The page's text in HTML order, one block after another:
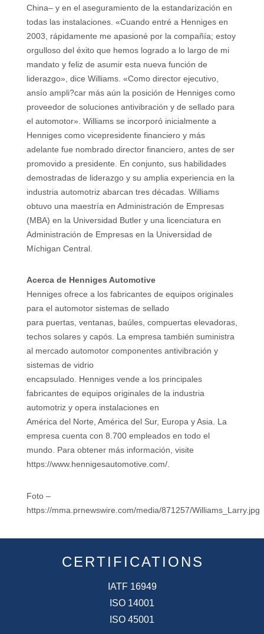
China– y en el aseguramiento de la estandarización en
todas las instalaciones. «Cuando entré a Henniges en
2003, rápidamente me apasioné por la compañía; estoy
orgulloso del éxito que hemos logrado a lo largo de mi
mandato y feliz de asumir esta nueva función de
liderazgo», dice Williams. «Como director ejecutivo,
ansío ampli?car más aún la posición de Henniges como
proveedor de soluciones antivibración y de sellado para
el automotor». Williams se incorporó inicialmente a
Henniges como vicepresidente financiero y más
adelante fue nombrado director financiero, antes de ser
promovido a presidente. En conjunto, sus habilidades
demostradas de liderazgo y su amplia experiencia en la
industria automotriz abarcan tres décadas. Williams
obtuvo una maestría en Administración de Empresas
(MBA) en la Universidad Butler y una licenciatura en
Administración de Empresas en la Universidad de
Míchigan Central.
Acerca de Henniges Automotive
Henniges ofrece a los fabricantes de equipos originales
para el automotor sistemas de sellado
para puertas, ventanas, baúles, compuertas elevadoras,
techos solares y capós. La empresa también suministra
al mercado automotor componentes antivibración y
sistemas de vidrio
encapsulado. Henniges vende a los principales
fabricantes de equipos originales de la industria
automotriz y opera instalaciones en
América del Norte, América del Sur, Europa y Asia. La
empresa cuenta con 8.700 empleados en todo el
mundo. Para obtener más información, visite
https://www.hennigesautomotive.com/.
Foto –
https://mma.prnewswire.com/media/871257/Williams_Larry.jpg
CERTIFICATIONS
IATF 16949
ISO 14001
ISO 45001